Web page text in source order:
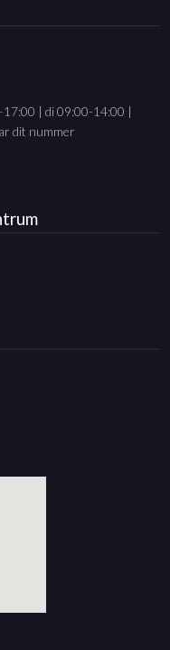
| di 09:00-14:00 |
dit nummer